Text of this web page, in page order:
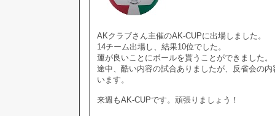
AKクラブさん主催のAK-CUPに出場しました。
14チーム出場し、結果10位でした。
運が良いことにボールを貰うことができました。
途中、酷い内容の試合ありましたが、反省会の
います。
来週もAK-CUPです。頑張りましょう！